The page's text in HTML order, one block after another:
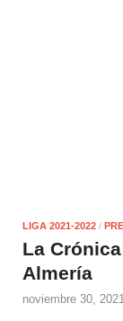
LIGA 2021-2022 /
La
Almería
noviembre 30,